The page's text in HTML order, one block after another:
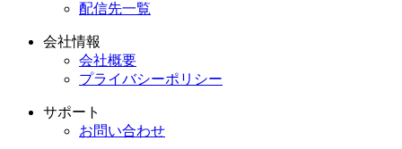
配信先一覧
会社情報
会社概要
プライバシーポリシー
サポート
お問い合わせ